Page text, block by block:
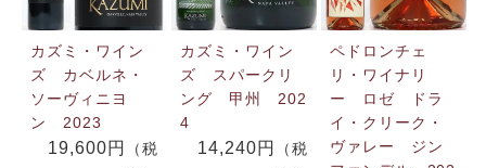
カズミ・ワイン
ズ カベルネ・
ソーヴィニヨ
ン 2023
19,600円
（税
カズミ・ワイン
ズ スパークリ
ング 甲州 202
4
14,240円
（税
ペドロンチェ
リ・ワイナリ
ー ロゼ ドラ
イ・クリーク・
ヴァレー ジン